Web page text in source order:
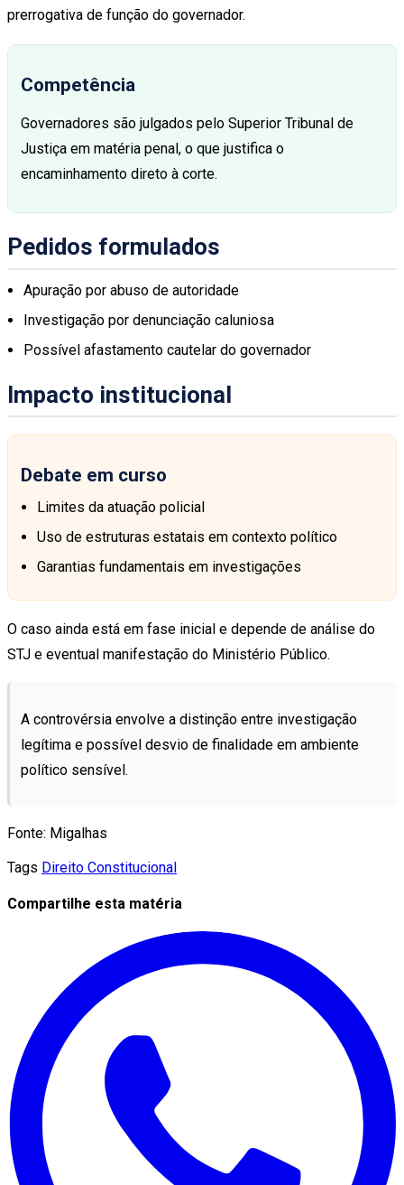
prerrogativa de função do governador.
Competência
Governadores são julgados pelo Superior Tribunal de
Justiça em matéria penal, o que justifica o
encaminhamento direto à corte.
Pedidos formulados
Apuração por abuso de autoridade
Investigação por denunciação caluniosa
Possível afastamento cautelar do governador
Impacto institucional
Debate em curso
Limites da atuação policial
Uso de estruturas estatais em contexto político
Garantias fundamentais em investigações
O caso ainda está em fase inicial e depende de análise do
STJ e eventual manifestação do Ministério Público.
A controvérsia envolve a distinção entre investigação
legítima e possível desvio de finalidade em ambiente
político sensível.
Fonte: Migalhas
Tags Direito Constitucional
Compartilhe esta matéria